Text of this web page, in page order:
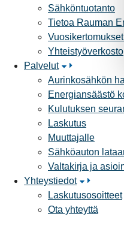
Sähköntuotanto
Tietoa Rauman
Yhteistyöverkosto
Palvelut
Aurinkosähkön
Energiansäästö
Kulutuksen
Laskutus
Muuttajalle
Sähköauton
Valtakirja ja
Yhteystiedot
Laskutusosoitteet
Ota yhteyttä